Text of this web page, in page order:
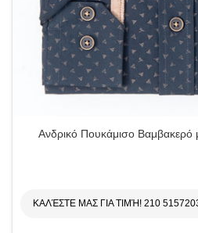
Ανδρικό Πουκάμισο Βαμβακερό
ΚΑΛΈΣΤΕ ΜΑΣ ΓΙΑ ΤΙΜΉ! 210